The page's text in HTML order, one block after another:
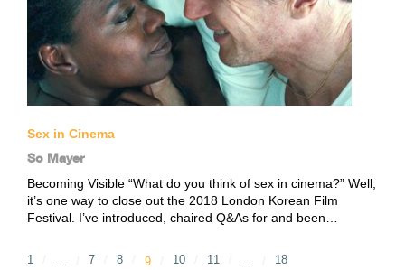
Sex in Cinema
So Mayer
Becoming Visible “What do you think of sex in cinema?” Well,
it’s one way to close out the 2018 London Korean Film
Festival. I’ve introduced, chaired Q&As for and been…
1 … 7 8 9 10 11 … 18